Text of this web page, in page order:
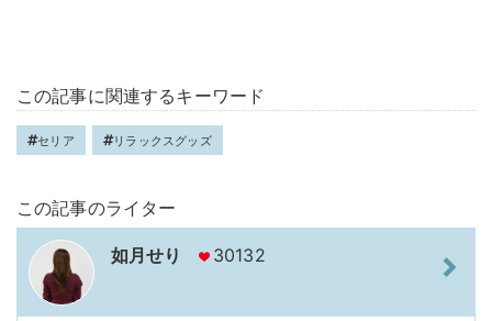
この記事に関連するキーワード
セリア リラックスグッズ
この記事のライター
如月せり 30132